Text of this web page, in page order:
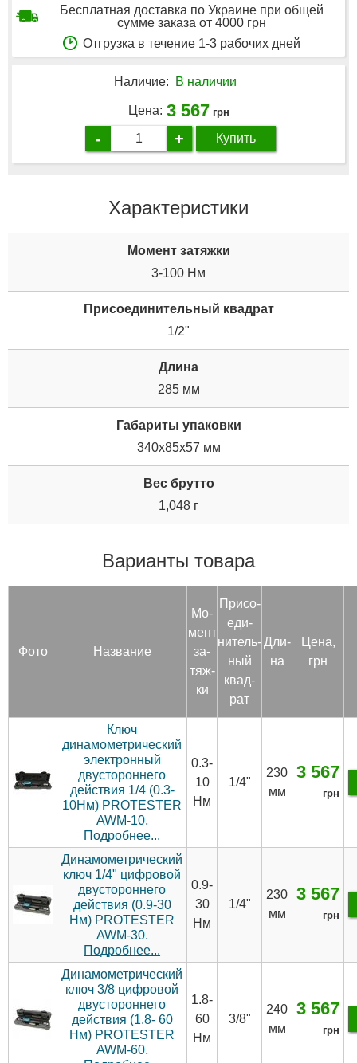
Бесплатная доставка по Украине при общей
сумме заказа от 4000 грн
Отгрузка в течение 1-3 рабочих дней
Наличие: В наличии
Цена: 3 567 грн
- + Купить
Характеристики
Момент затяжки
3-100 Нм
Присоединительный квадрат
1/2"
Длина
285 мм
Габариты упаковки
340x85x57 мм
Вес брутто
1,048 г
Варианты товара
Фото Название
Мо­
мент
за­
тяж­
ки
При­со­
еди­
нитель­
ный
квад­
рат
Дли­
на
Цена,
грн
Ключ
динамометрический
электронный
двустороннего
действия 1/4 (0.3-
10Нм) PROTESTER
AWM-10.
Подробнее...
0.3-
10
Нм
1/4"
230
мм
3 567
грн
Динамометрический
ключ 1/4" цифровой
двустороннего
действия (0.9-30
Нм) PROTESTER
AWM-30.
Подробнее...
0.9-
30
Нм
1/4"
230
мм
3 567
грн
Динамометрический
ключ 3/8 цифровой
двустороннего
действия (1.8- 60
Нм) PROTESTER
AWM-60.
1.8-
60
Нм
3/8"
240
мм
3 567
грн